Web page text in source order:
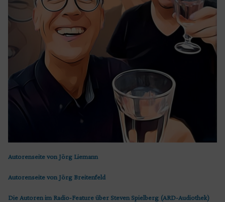
Autorenseite von Jörg Liemann
Autorenseite von Jörg Breitenfeld
Die Autoren im Radio-Feature über Steven Spielberg (ARD-Audiothek)